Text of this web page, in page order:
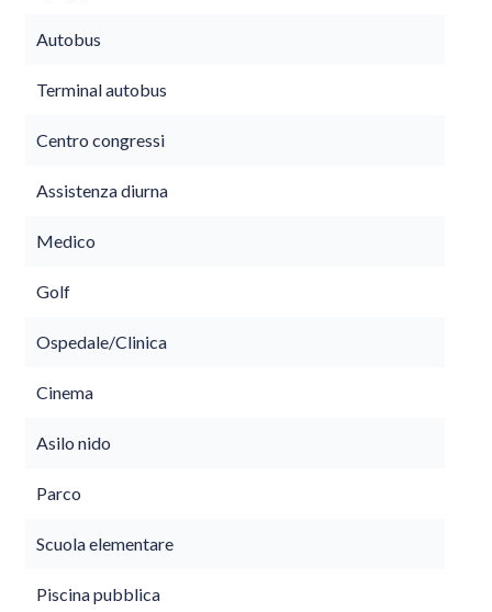
Autobus
Terminal autobus
Centro congressi
Assistenza diurna
Medico
Golf
Ospedale/Clinica
Cinema
Asilo nido
Parco
Scuola elementare
Piscina pubblica